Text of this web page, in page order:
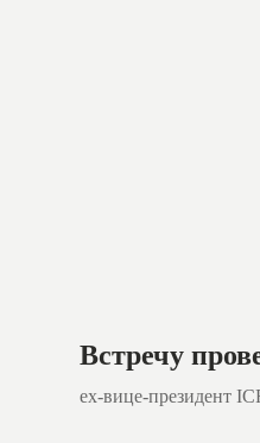
Встречу
ex-вице-президент